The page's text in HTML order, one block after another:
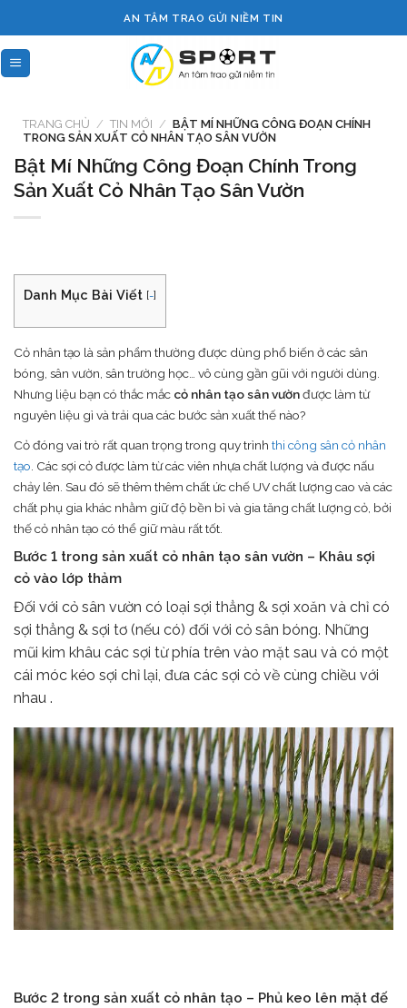
to
content
AN TÂM TRAO GỬI NIỀM TIN
TRANG CHỦ / TIN MỚI / BẬT MÍ NHỮNG CÔNG ĐOẠN CHÍNH
TRONG SẢN XUẤT CỎ NHÂN TẠO SÂN VƯỜN
Bật Mí Những Công Đoạn Chính Trong
Sản Xuất Cỏ Nhân Tạo Sân Vườn
Danh Mục Bài Viết [-]
Cỏ nhân tạo là sản phẩm thường được dùng phổ biến ở các sân
bóng, sân vườn, sân trường học… vô cùng gần gũi với người dùng.
Nhưng liệu bạn có thắc mắc cỏ nhân tạo sân vườnđược làm từ
nguyên liệu gì và trải qua các bước sản xuất thế nào?
Cỏ đóng vai trò rất quan trọng trong quy trình thi công sân cỏ nhân
tạo . Các sợi cỏ được làm từ các viên nhựa chất lượng và được nấu
chảy lên. Sau đó sẽ thêm thêm chất ức chế UV chất lượng cao và các
chất phụ gia khác nhằm giữ độ bền bỉ và gia tăng chất lượng cỏ, bởi
thế cỏ nhân tạo có thể giữ màu rất tốt.
Bước 1 trong sản xuất cỏ nhân tạo sân vườn – Khâu sợi
cỏ vào lớp thảm
Đối với cỏ sân vườn có loại sợi thẳng & sợi xoăn và chỉ có
sợi thẳng & sợi tơ (nếu có) đối với cỏ sân bóng. Những
mũi kim khâu các sợi từ phía trên vào mặt sau và có một
cái móc kéo sợi chỉ lại, đưa các sợi cỏ về cùng chiều với
nhau .
Bước 2 trong sản xuất cỏ nhân tạo – Phủ keo lên mặt đế